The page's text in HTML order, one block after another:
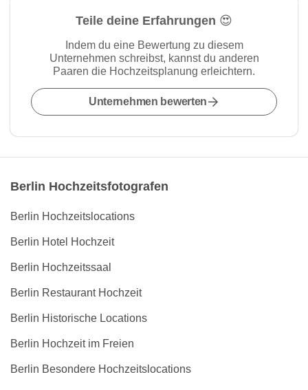
Teile deine Erfahrungen 😍
Indem du eine Bewertung zu diesem
Unternehmen schreibst, kannst du anderen
Paaren die Hochzeitsplanung erleichtern.
Unternehmen bewerten
Berlin Hochzeitsfotografen
Berlin Hochzeitslocations
Berlin Hotel Hochzeit
Berlin Hochzeitssaal
Berlin Restaurant Hochzeit
Berlin Historische Locations
Berlin Hochzeit im Freien
Berlin Besondere Hochzeitslocations